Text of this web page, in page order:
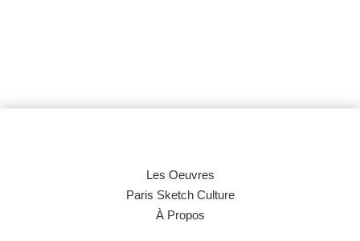
Les Oeuvres
Paris Sketch Culture
À Propos